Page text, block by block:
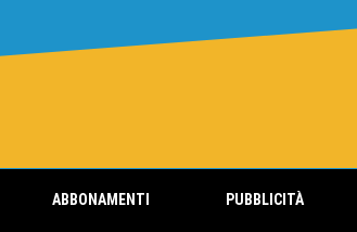
ABBONAMENTI PUBBLICITÀ